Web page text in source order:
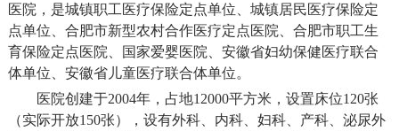
医院，是城镇职工医疗保险定点单位、城镇居民医疗保险定
点单位、合肥市新型农村合作医疗定点医院、合肥市职工生
育保险定点医院、国家爱婴医院、安徽省妇幼保健医疗联合
体单位、安徽省儿童医疗联合体单位。
医院创建于2004年，占地12000平方米，设置床位120张
（实际开放150张），设有外科、内科、妇科、产科、泌尿外